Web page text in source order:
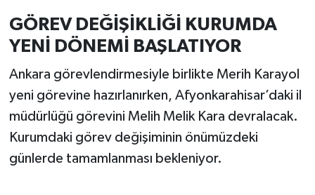
GÖREV DEĞİŞİKLİĞİ KURUMDA
YENİ DÖNEMİ BAŞLATIYOR
Ankara görevlendirmesiyle birlikte Merih Karayol
yeni görevine hazırlanırken, Afyonkarahisar’daki il
müdürlüğü görevini Melih Melik Kara devralacak.
Kurumdaki görev değişiminin önümüzdeki
günlerde tamamlanması bekleniyor.